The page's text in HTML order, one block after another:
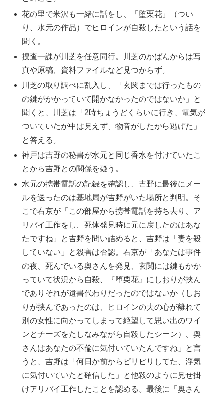
花の里で米沢も一緒に話をし、「堕栗花」（つい
り、水元の作品）でヒロインが自殺したという話を
聞く。
捜査一課が川芝を任意同行。川芝のかばんからは写
真や原稿、資料ファイルなど見つからず。
川芝の取り調べに乱入し、「玄関までは行ったもの
の鍵がかかっていて開かなかったのではないか」と
聞くと、川芝は「2時ちょうどくらいに行き、電気が
ついていたが中は見えず、物音がしたから逃げた」
と答える。
神戸は吉野の秘書が水元と同じ香水を付けていたこ
とから吉野との関係を疑う。
水元の携帯電話の記録を確認し、吉野に最後にメー
ルを送ったのは基地局が吉野がいた場所と判明。そ
こで右京が「この部屋から携帯電話を持ち去り、ア
リバイ工作をし、死体発見時に元に戻したのはあな
たですね」と吉野を問い詰めると、吉野は「妻を殺
していない」と殺害は否認。右京が「あなたは事件
の夜、死んでいる奥さんを発見、玄関には鍵もかか
っていて状況から自殺、『堕栗花』にしおりが挟ん
でありそれが遺書代わりだったのではないか（しお
りが挟んであったのは、ヒロインの夫の心が離れて
別の女性に向かってしまって絶望して思い出のワイ
ンとチーズをたしなみながら自殺したシーン）、奥
さんはあなたの不倫に気付いていたんですね」と言
うと、吉野は「何日か前からピリピリしてた、浮気
に気付いていたと確信した」と他殺のように見せ掛
けアリバイ工作したことを認める。最後に「奥さん